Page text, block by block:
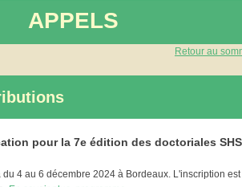
APPELS
Retour au
pour la 7e édition des doctoriales SHS
du 4 au 6 décembre 2024 à Bordeaux. L'inscription est